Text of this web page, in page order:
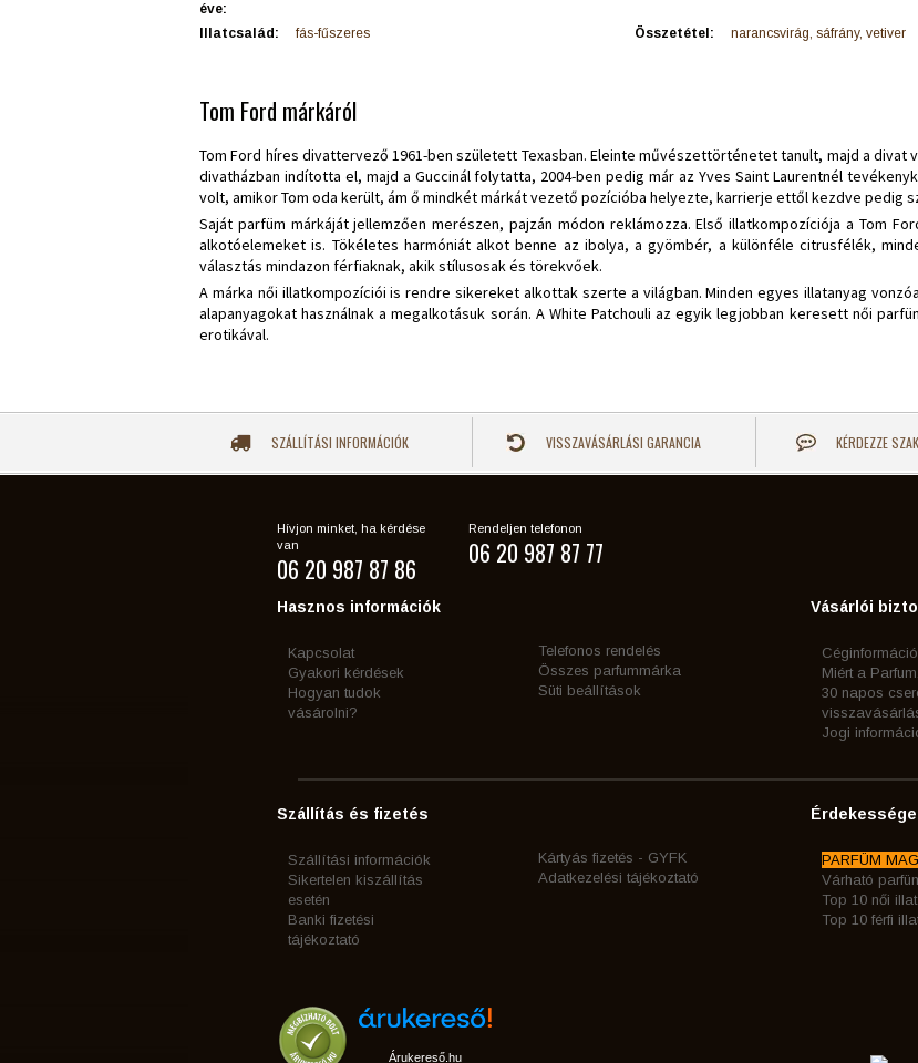
éve:
Illatcsalád: fás-fűszeres Összetétel: narancsvirág, sáfrány, vetiver
Tom Ford márkáról
Tom Ford híres divattervező 1961-ben született Texasban. Eleinte művészettörténetet tanult, majd a divat
divatházban indította el, majd a Guccinál folytatta, 2004-ben pedig már az Yves Saint Laurentnél
volt, amikor Tom oda került, ám ő mindkét márkát vezető pozícióba helyezte, karrierje ettől kezdve pedig
Saját parfüm márkáját jellemzően merészen, pajzán módon reklámozza. Első illatkompozíciója a Tom
alkotóelemeket is. Tökéletes harmóniát alkot benne az ibolya, a gyömbér, a különféle citrusfélék,
választás mindazon férfiaknak, akik stílusosak és törekvőek.
A márka női illatkompozíciói is rendre sikereket alkottak szerte a világban. Minden egyes illatanyag
alapanyagokat használnak a megalkotásuk során. A White Patchouli az egyik legjobban keresett női
erotikával.
SZÁLLÍTÁSI INFORMÁCIÓK VISSZAVÁSÁRLÁSI GARANCIA KÉRDEZZE
Hívjon minket, ha kérdése
van
06 20 987 87 86
Rendeljen telefonon
06 20 987 87 77
Hasznos információk
Kapcsolat
Gyakori kérdések
Hogyan tudok
vásárolni?
Telefonos rendelés
Összes parfummárka
Süti beállítások
Vásárlói
Miért a
30 napos
Jogi
Szállítás és fizetés
Szállítási információk
Sikertelen kiszállítás
esetén
Banki fizetési
tájékoztató
Kártyás fizetés - GYFK
Adatkezelési tájékoztató
PARFÜM
Várható
Top 10 női illat
Top 10 férfi
Árukereső.hu